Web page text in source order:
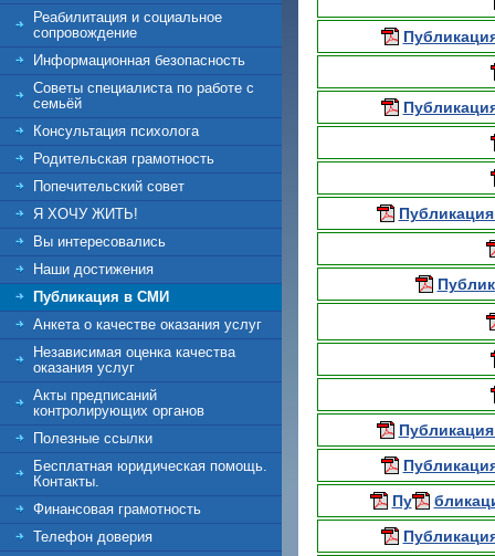
Реабилитация и социальное
сопровождение
Информационная безопасность
Советы специалиста по работе с
семьёй
Консультация психолога
Родительская грамотность
Попечительский совет
Я ХОЧУ ЖИТЬ!
Вы интересовались
Наши достижения
Публикация в СМИ
Анкета о качестве оказания услуг
Независимая оценка качества
оказания услуг
Акты предписаний
контролирующих органов
Полезные ссылки
Бесплатная юридическая помощь.
Контакты.
Финансовая грамотность
Телефон доверия
Пу